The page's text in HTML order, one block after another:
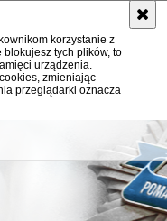
korzystanie z
tych plików, to
urządzenia.
zmieniając
przeglądarki oznacza